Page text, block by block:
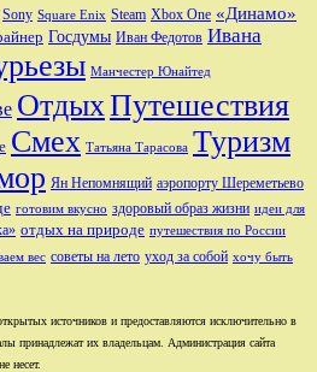
Sony Square Enix Steam Xbox One «Динамо»
Госдумы Иван Федотов Ивана
Манчестер Юнайтед
ОтдыхПутешествия
Смех Татьяна Тарасова Туризм
Ян Непомнящий аэропорту Шереметьево
готовим вкусно здоровый образ жизни идеи для
отдых на природе путешествия по России
вес советы на лето уход за собой хочу быть
источников и предоставляются исключительно в
принадлежат их владельцам. Администрация сайта
несет.